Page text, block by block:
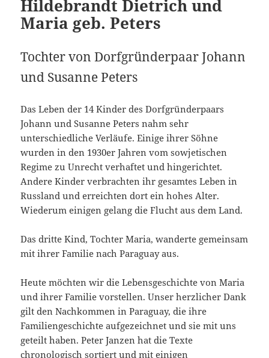
Hildebrandt Dietrich und
Maria geb. Peters
Tochter von Dorfgründerpaar Johann
und Susanne Peters
Das Leben der 14 Kinder des Dorfgründerpaars
Johann und Susanne Peters nahm sehr
unterschiedliche Verläufe. Einige ihrer Söhne
wurden in den 1930er Jahren vom sowjetischen
Regime zu Unrecht verhaftet und hingerichtet.
Andere Kinder verbrachten ihr gesamtes Leben in
Russland und erreichten dort ein hohes Alter.
Wiederum einigen gelang die Flucht aus dem Land.
Das dritte Kind, Tochter Maria, wanderte gemeinsam
mit ihrer Familie nach Paraguay aus.
Heute möchten wir die Lebensgeschichte von Maria
und ihrer Familie vorstellen. Unser herzlicher Dank
gilt den Nachkommen in Paraguay, die ihre
Familiengeschichte aufgezeichnet und sie mit uns
geteilt haben. Peter Janzen hat die Texte
chronologisch sortiert und mit einigen